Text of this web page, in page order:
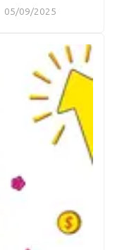
05/09/2025